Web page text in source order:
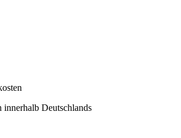
Deutschlands